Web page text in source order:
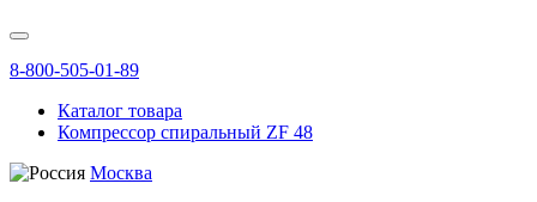
8-800-505-01-89
Каталог товара
Компрессор спиральный ZF 48
Москва